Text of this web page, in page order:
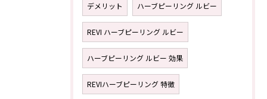
デメリット ハーブピーリング ルビー
REVI ハーブピーリング ルビー
ハーブピーリング ルビー 効果
REVIハーブピーリング 特徴